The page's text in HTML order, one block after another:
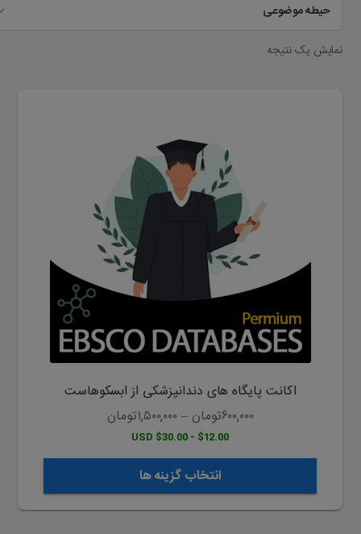
حیطه موضوعی
نمایش یک نتیجه
اکانت پایگاه های دندانپزشکی از ابسکوهاست
۶۰۰,۰۰۰تومان –۱,۵۰۰,۰۰۰تومان
$12.00 - $30.00 USD
انتخاب گزینه ها
ها
است
صفحه
انتخاب